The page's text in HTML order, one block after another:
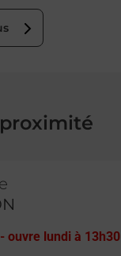
-ouvre lundi à 13h30